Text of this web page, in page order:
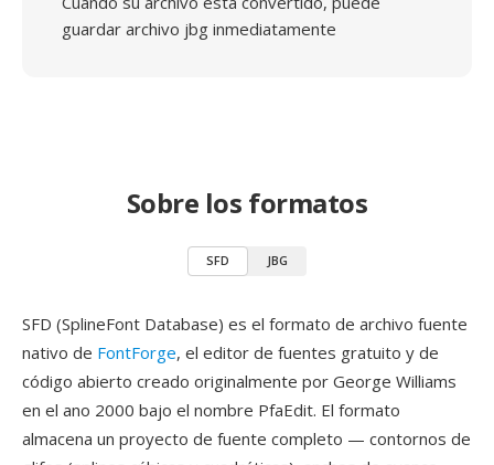
guardar archivo jbg inmediatamente
Sobre los formatos
SFD JBG
SFD (SplineFont Database) es el formato de archivo fuente
nativo de FontForge, el editor de fuentes gratuito y de
código abierto creado originalmente por George Williams
en el ano 2000 bajo el nombre PfaEdit. El formato
almacena un proyecto de fuente completo — contornos de